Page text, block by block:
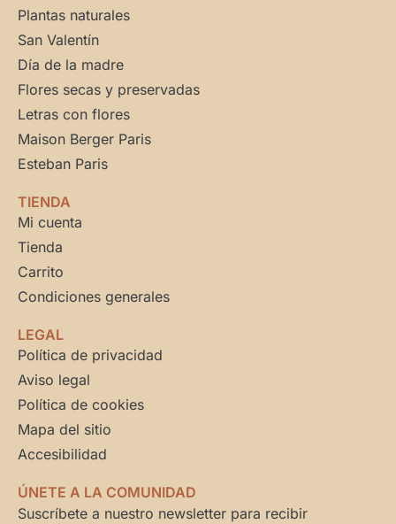
Plantas naturales
San Valentín
Día de la madre
Flores secas y preservadas
Letras con flores
Maison Berger Paris
Esteban Paris
TIENDA
Mi cuenta
Tienda
Carrito
Condiciones generales
LEGAL
Política de privacidad
Aviso legal
Política de cookies
Mapa del sitio
Accesibilidad
ÚNETE A LA COMUNIDAD
Suscríbete a nuestro newsletter para recibir